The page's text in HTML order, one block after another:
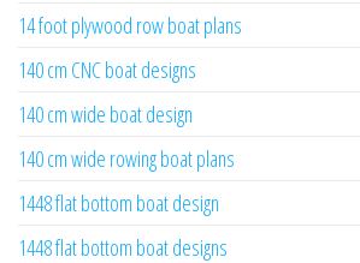
14 foot plywood row boat plans
140 cm CNC boat designs
140 cm wide boat design
140 cm wide rowing boat plans
1448 flat bottom boat design
1448 flat bottom boat designs